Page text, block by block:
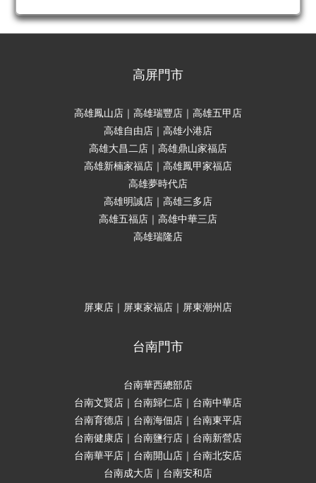
高屏門市
高雄鳳山店｜高雄瑞豐店｜高雄五甲店
高雄自由店｜高雄小港店
高雄大昌二店｜高雄鼎山家福店
高雄新楠家福店｜高雄鳳甲家福店
高雄夢時代店
高雄明誠店｜高雄三多店
高雄五福店｜高雄中華三店
高雄瑞隆店
屏東店｜屏東家福店｜屏東潮州店
台南門市
台南華西總部店
台南文賢店｜台南歸仁店｜台南中華店
台南育德店｜台南海佃店｜台南東平店
台南健康店｜台南鹽行店｜台南新營店
台南華平店｜台南開山店｜台南北安店
台南成大店｜台南安和店